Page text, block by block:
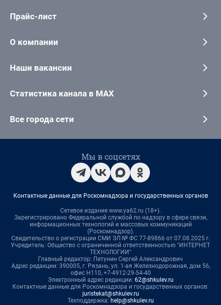
Прайс-лист
О компании
Наши вакансии
Статистика канала в MAX
Все города сети
Мы в соцсетях
Контактные данные для Роскомнадзора и государственных органов
Сетевое издание www.ya62.ru (18+).
Зарегистрировано Федеральной службой по надзору в сфере связи,
информационных технологий и массовых коммуникаций
(Роскомнадзор).
Свидетельство о регистрации СМИ ЭЛ № ФС 77-89866 от 07.08.2025 г.
Учредитель: Общество с ограниченной ответственностью "ИНТЕРНЕТ
ТЕХНОЛОГИИ"
Главный редактор: Петунин Сергей Александрович
Адрес редакции: 390005, г. Рязань, ул. 1-ая Железнодорожная, дом 56,
офис Н110, +7-4912-29-54-40
Электронный адрес редакции: 62@shkulev.ru
Контактные данные для Роскомнадзора и государственных органов:
juristekat@shkulev.ru
Техподдержка: help@shkulev.ru